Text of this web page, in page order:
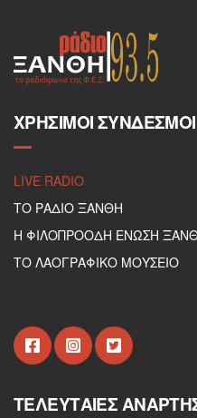
ΧΡΉΣΙΜΟΙ ΣΎΝΔΕΣΜΟΙ
LIVE RADIO
ΤΟ ΡΑΔΙΟ ΞΑΝΘΗ
Η ΦΙΛΟΠΡΟΟΔΗ ΕΝΩΣΗ
ΤΟ ΛΑΟΓΡΑΦΙΚΟ ΜΟΥΣΕΙΟ
ΤΕΛΕΥΤΑΊΕΣ